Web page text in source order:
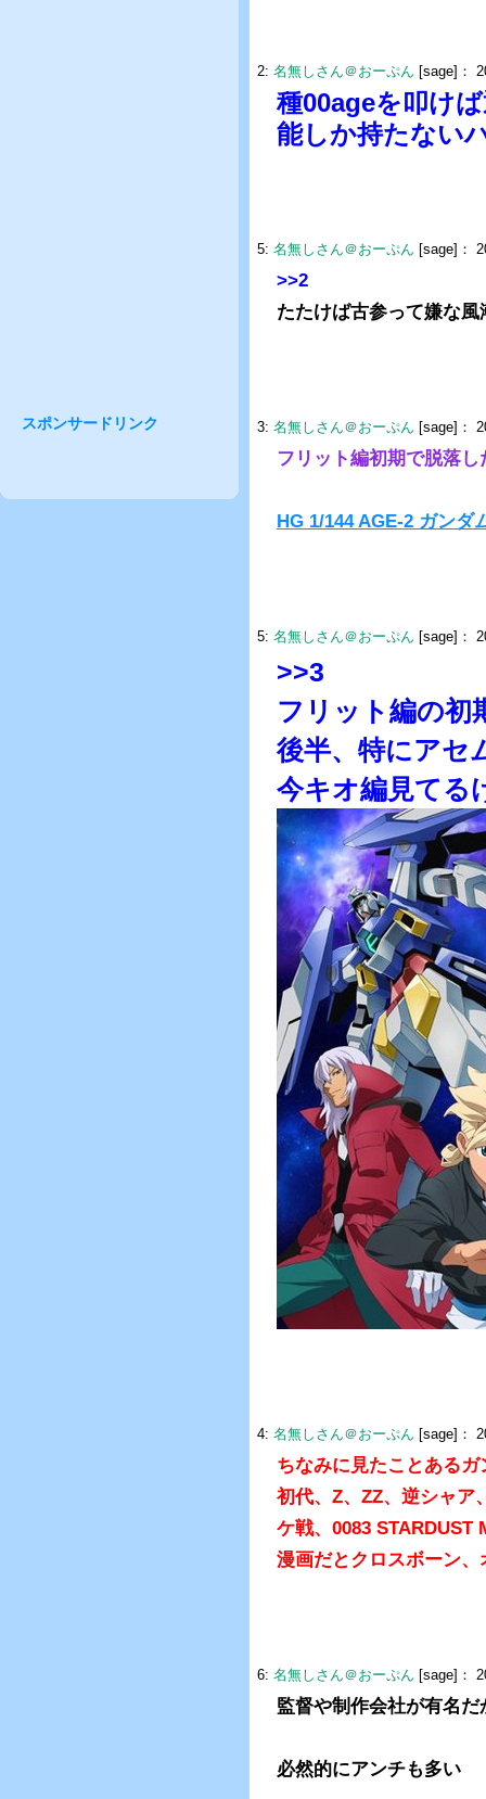
2: 名無しさん＠おーぷん [sage]：
種00ageを叩け
能しか持たない
5: 名無しさん＠おーぷん [sage]：
>>2
たたけば古参って嫌な風
3: 名無しさん＠おーぷん [sage]：
フリット編初期で脱落
HG 1/144 AGE-2 ガンダ
5: 名無しさん＠おーぷん [sage]：
>>3
フリット編の初
後半、特にアセ
今キオ編見てる
4: 名無しさん＠おーぷん [sage]：
ちなみに見たことある
初代、Z、ZZ、逆シャア
ケ戦、0083 STARDUST
漫画だとクロスボーン
6: 名無しさん＠おーぷん [sage]：
監督や制作会社が有名だ
必然的にアンチも多い
スポンサードリンク